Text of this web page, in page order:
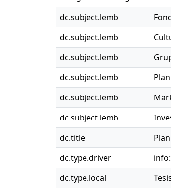
dc.subject.lemb
dc.subject.lemb
dc.subject.lemb
dc.subject.lemb
dc.subject.lemb
dc.subject.lemb
dc.title
dc.type.driver
dc.type.local